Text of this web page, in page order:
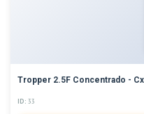
Tropper 2.5F Concentrado -
ID: 33